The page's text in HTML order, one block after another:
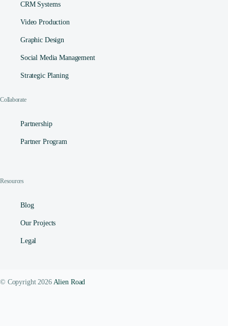
CRM Systems
Video Production
Graphic Design
Social Media Management​
Strategic Planing
Collaborate
Partnership
Partner Program
Resources
Blog
Our Projects
Legal
© Copyright 2026 Alien Road